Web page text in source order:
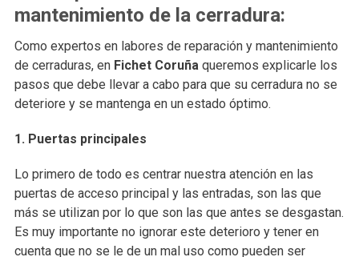
mantenimiento de la cerradura:
Como expertos en labores de reparación y mantenimiento
de cerraduras, en Fichet Coruñaqueremos explicarle los
pasos que debe llevar a cabo para que su cerradura no se
deteriore y se mantenga en un estado óptimo.
1. Puertas principales
Lo primero de todo es centrar nuestra atención en las
puertas de acceso principal y las entradas, son las que
más se utilizan por lo que son las que antes se desgastan.
Es muy importante no ignorar este deterioro y tener en
cuenta que no se le de un mal uso como pueden ser